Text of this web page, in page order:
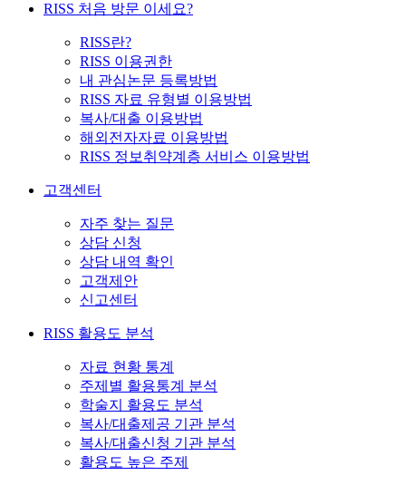
RISS 처음 방문 이세요?
RISS란?
RISS 이용권한
내 관심논문 등록방법
RISS 자료 유형별 이용방법
복사/대출 이용방법
해외전자자료 이용방법
RISS 정보취약계층 서비스 이용방법
고객센터
자주 찾는 질문
상담 신청
상담 내역 확인
고객제안
신고센터
RISS 활용도 분석
자료 현황 통계
주제별 활용통계 분석
학술지 활용도 분석
복사/대출제공 기관 분석
복사/대출신청 기관 분석
활용도 높은 주제